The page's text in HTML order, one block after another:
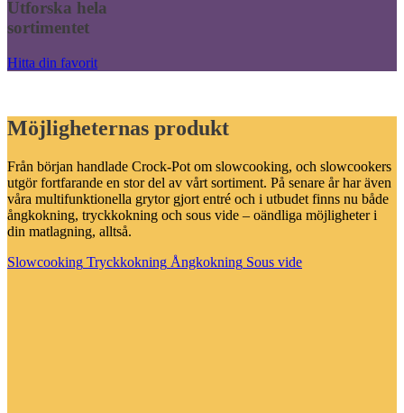
Utforska hela
sortimentet
Hitta din favorit
Möjligheternas produkt
Från början handlade Crock-Pot om slowcooking, och slowcookers
utgör fortfarande en stor del av vårt sortiment. På senare år har även
våra multifunktionella grytor gjort entré och i utbudet finns nu både
ångkokning, tryckkokning och sous vide – oändliga möjligheter i
din matlagning, alltså.
Slowcooking Tryckkokning Ångkokning Sous vide